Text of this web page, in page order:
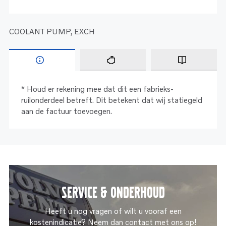
COOLANT PUMP, EXCH
* Houd er rekening mee dat dit een fabrieks-
ruilonderdeel betreft. Dit betekent dat wij statiegeld
aan de factuur toevoegen.
Service & onderhoud
Heeft u nog vragen of wilt u vooraf een
kostenindicatie? Neem dan contact met ons op!